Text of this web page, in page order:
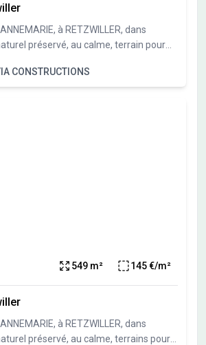
à RETZWILLER, dans
préservé, au calme, terrain pour
en sous-sol possible. Travaux de
Terrais vendu viabilisé, libre de
Vente directe par
CONSTRUCTIONS
549 m² 145 €/m²
à RETZWILLER, dans
préservé, au calme, terrains pour